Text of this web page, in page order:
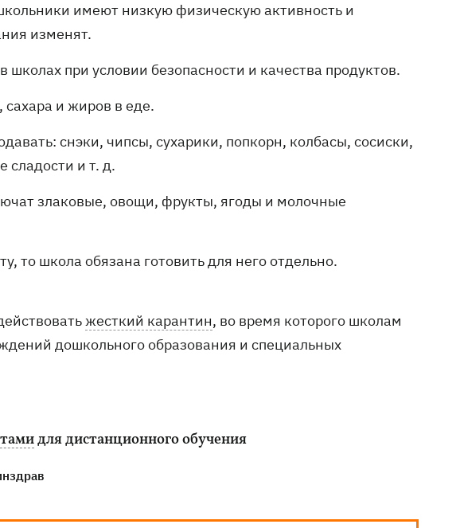
имеют низкую физическую активность и
изменят.
школах при условии безопасности и качества продуктов.
и жиров в еде.
снэки, чипсы, сухарики, попкорн, колбасы, сосиски,
сладости и т. д.
злаковые, овощи, фрукты, ягоды и молочные
то школа обязана готовить для него отдельно.
жесткий карантин, во время которого школам
дошкольного образования и специальных
для дистанционного обучения